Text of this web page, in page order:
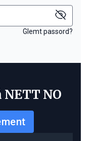
Glemt passord?
NO